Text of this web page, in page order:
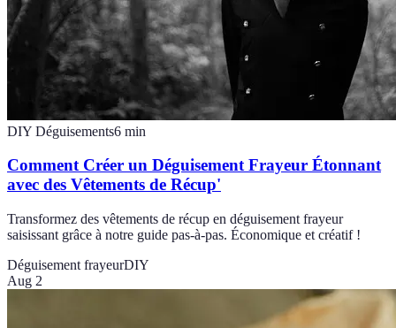
DIY Déguisements6 min
Comment Créer un Déguisement Frayeur Étonnant
avec des Vêtements de Récup'
Transformez des vêtements de récup en déguisement frayeur
saisissant grâce à notre guide pas-à-pas. Économique et créatif !
Déguisement frayeurDIY
Aug 2